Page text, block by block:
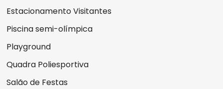
Estacionamento Visitantes
Piscina semi-olímpica
Playground
Quadra Poliesportiva
Salão de Festas